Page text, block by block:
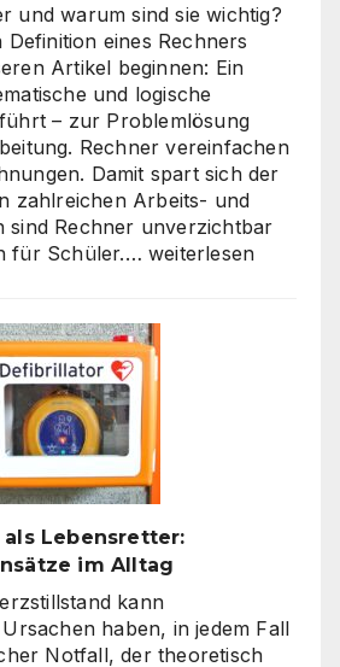
und warum sind sie wichtig?
Definition eines Rechners
Artikel beginnen: Ein
und logische
– zur Problemlösung
Rechner vereinfachen
Damit spart sich der
zahlreichen Arbeits- und
sind Rechner unverzichtbar
für Schüler.… Die
Rechner:
Von
Hardware
Online-
Tools
weiterlesen
Lebensretter:
im Alltag
kann
haben, in jedem Fall
Notfall, der theoretisch